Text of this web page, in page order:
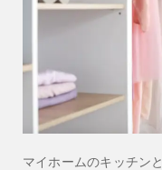
マイホームのキッチン